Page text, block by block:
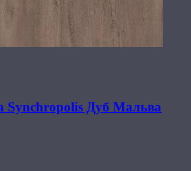
Дуб Мальва